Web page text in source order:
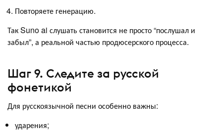
Повторяете генерацию.
Так Suno ai слушать становится не просто “послушал и
забыл”, а реальной частью продюсерского процесса.
Шаг 9. Следите за русской
фонетикой
Для русскоязычной песни особенно важны:
ударения;